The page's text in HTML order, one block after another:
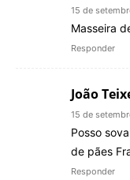
15 de
Masseira
Responder
João
15 de
Posso
de pães
Responder